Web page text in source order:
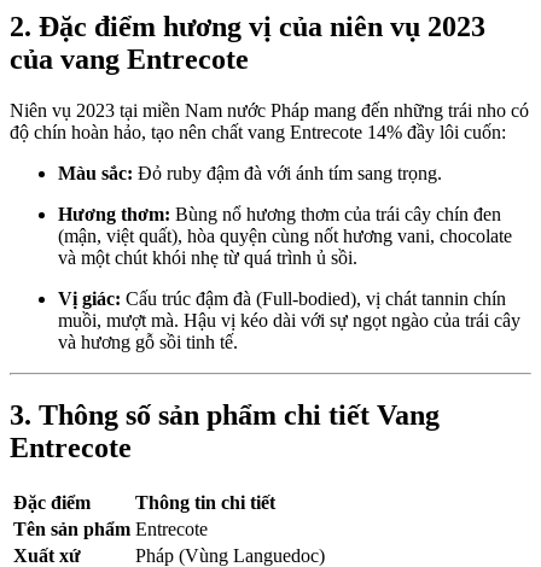
2. Đặc điểm hương vị của niên vụ 2023
của vang Entrecote
Niên vụ 2023 tại miền Nam nước Pháp mang đến những trái nho có
độ chín hoàn hảo, tạo nên chất vang Entrecote 14% đầy lôi cuốn:
Màu sắc: Đỏ ruby đậm đà với ánh tím sang trọng.
Hương thơm: Bùng nổ hương thơm của trái cây chín đen
(mận, việt quất), hòa quyện cùng nốt hương vani, chocolate
và một chút khói nhẹ từ quá trình ủ sồi.
Vị giác: Cấu trúc đậm đà (Full-bodied), vị chát tannin chín
muồi, mượt mà. Hậu vị kéo dài với sự ngọt ngào của trái cây
và hương gỗ sồi tinh tế.
3. Thông số sản phẩm chi tiết Vang
Entrecote
Đặc điểm
Thông tin chi tiết
Tên sản phẩm Entrecote
Xuất xứ
Pháp (Vùng Languedoc)